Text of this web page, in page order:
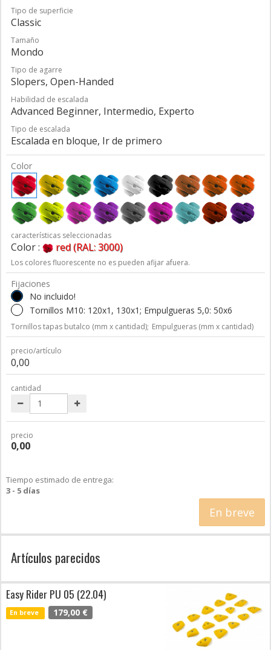
Tipo de superficie
Classic
Tamaño
Mondo
Tipo de agarre
Slopers, Open-Handed
Habilidad de escalada
Advanced Beginner, Intermedio, Experto
Tipo de escalada
Escalada en bloque, Ir de primero
Color
características seleccionadas
Color : red (RAL: 3000)
Los colores fluorescente no es pueden afijar afuera.
Fijaciones
No incluido!
Tornillos M10: 120x1, 130x1; Empulgueras 5,0: 50x6
Tornillos tapas butalco (mm x cantidad); Empulgueras (mm x cantidad)
precio/artículo
0,00
cantidad
precio
0,00
Tiempo estimado de entrega:
3 - 5 días
En breve
Artículos parecidos
Easy Rider PU 05 (22.04)
En breve 179,00 €